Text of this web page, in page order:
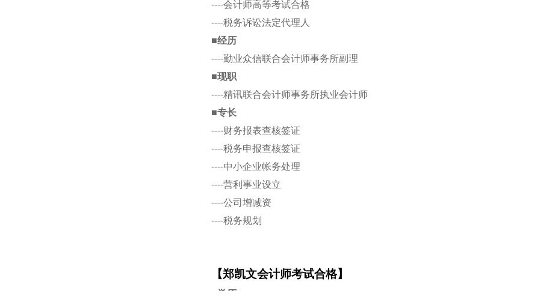
----会计师高等考试合格
----税务诉讼法定代理人
■经历
----勤业众信联合会计师事务所副理
■现职
----精讯联合会计师事务所执业会计师
■专长
----财务报表查核签证
----税务申报查核签证
----中小企业帐务处理
----营利事业设立
----公司增减资
----税务规划
【郑凯文会计师考试合格】